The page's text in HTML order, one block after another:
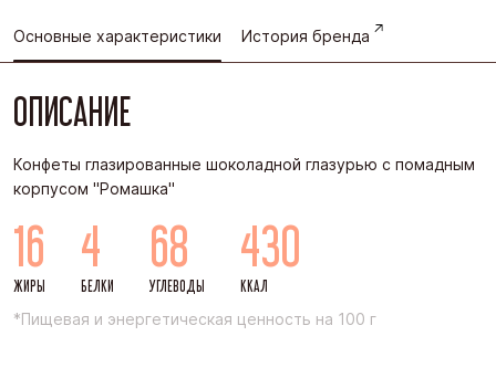
Основные характеристики История бренда
ОПИСАНИЕ
Конфеты глазированные шоколадной глазурью с помадным
корпусом "Ромашка"
16
ЖИРЫ
4
БЕЛКИ
68
УГЛЕВОДЫ
430
ККАЛ
*Пищевая и энергетическая ценность на 100 г